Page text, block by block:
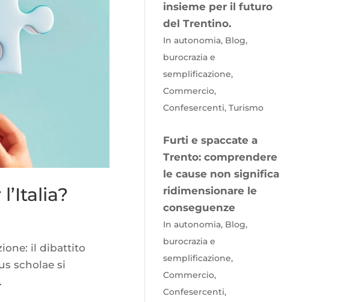
il dibattito
scholae si
insieme per il futuro
del Trentino.
In autonomia, Blog,
burocrazia e
semplificazione,
Commercio,
Confesercenti, Turismo
Furti e spaccate a
Trento: comprendere
le cause non significa
ridimensionare le
conseguenze
In autonomia, Blog,
burocrazia e
semplificazione,
Commercio,
Confesercenti,